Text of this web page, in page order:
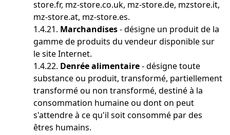
store.fr, mz-store.co.uk, mz-store.de, mzstore.it,
mz-store.at, mz-store.es.
1.4.21.
Marchandises - désigne un produit de la
gamme de produits du vendeur disponible sur
le site Internet.
1.4.22.
Denrée alimentaire - désigne toute
substance ou produit, transformé, partiellement
transformé ou non transformé, destiné à la
consommation humaine ou dont on peut
s'attendre à ce qu'il soit consommé par des
êtres humains.